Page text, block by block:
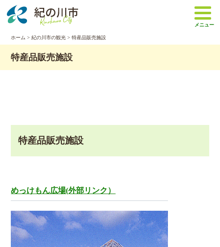
メニュー
ホーム >紀の川市の観光 >特産品販売施設
特産品販売施設
特産品販売施設
めっけもん広場(外部リンク）